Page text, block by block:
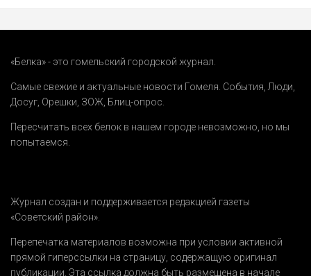
«Белка» - это гомельский городской журнал.
Самые свежие и актуальные новости Гомеля. События Люди
Досуг Орешки ЗОЖ Блиц-опрос
Пересчитать всех белок в нашем городе невозможно, но мы
попытаемся.
Журнал создан и поддерживается редакцией газеты
«Советский район».
Перепечатка материалов возможна при условии активной
прямой гиперссылки на страницу, содержащую оригинал
публикации. Эта ссылка должна быть размещена в начале